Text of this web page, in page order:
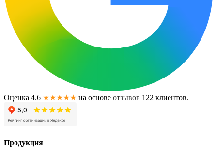
Оценка 4.6 ★★★★★ на основе отзывов 122 клиентов.
Продукция